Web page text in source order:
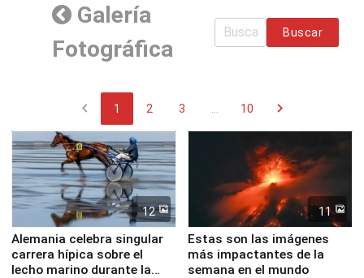
Galería
Fotográfica
Buscar
chevron_left 1 2 3 10 chevron_right
12
Alemania celebra singular
carrera hípica sobre el
lecho marino durante la
11
Estas son las imágenes
más impactantes de la
semana en el mundo